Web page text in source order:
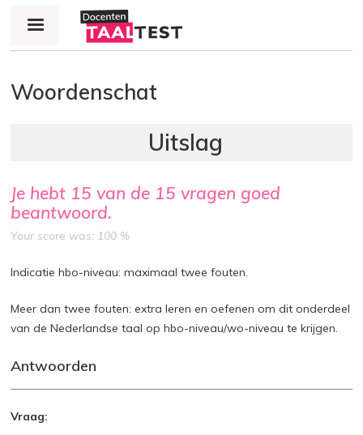
Woordenschat
Je hebt 15 van de 15 vragen goed
beantwoord.
Your score was: 100 %
Indicatie hbo-niveau: maximaal twee fouten.
Meer dan twee fouten: extra leren en oefenen om dit onderdeel
van de Nederlandse taal op hbo-niveau/wo-niveau te krijgen.
Antwoorden
Vraag: